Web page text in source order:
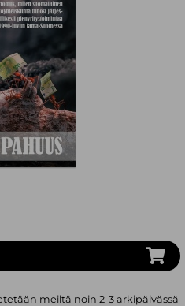
meiltä noin 2-3 arkipäivässä